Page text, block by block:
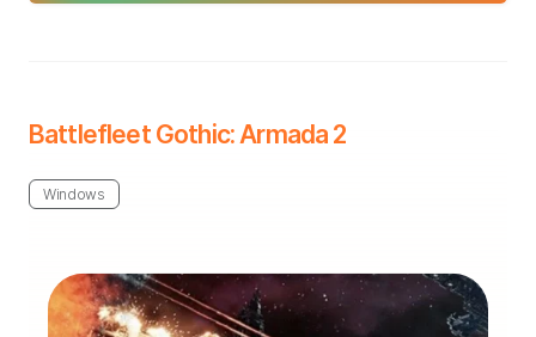
Battlefleet Gothic: Armada 2
Windows